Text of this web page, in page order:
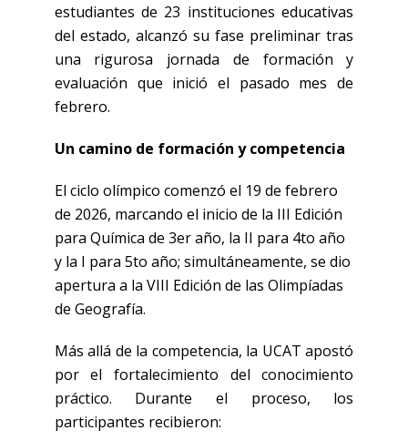
estudiantes de 23 instituciones educativas
del estado, alcanzó su fase preliminar tras
una rigurosa jornada de formación y
evaluación que inició el pasado mes de
febrero.
Un camino de formación y competencia
El ciclo olímpico comenzó el 19 de febrero
de 2026, marcando el inicio de la III Edición
para Química de 3er año, la II para 4to año
y la I para 5to año; simultáneamente, se dio
apertura a la VIII Edición de las Olimpíadas
de Geografía.
Más allá de la competencia, la UCAT apostó
por el fortalecimiento del conocimiento
práctico. Durante el proceso, los
participantes recibieron: